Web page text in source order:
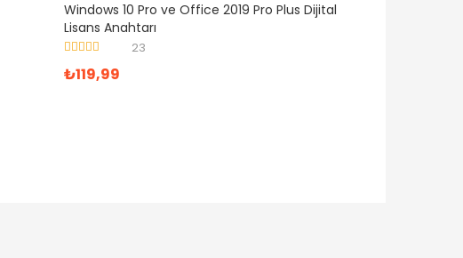
Windows 10 Pro ve Office 2019 Pro Plus Dijital
Lisans Anahtarı
5.00
oy aldı
23
₺119,99